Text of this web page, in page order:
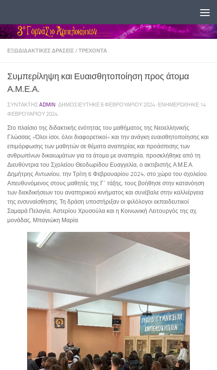
ΕΞΩΔΙΔΑΚΤΙΚΈΣ ΔΡΆΣΕΙΣ / ΤΡΕΧΟΝΤΑ
Συμπερίληψη και Ευαισθητοποίηση προς άτομα
Α.Μ.Ε.Α.
ΣΥΝΤΆΚΤΗΣADMIN · ΔΗΜΟΣΙΕΎΤΗΚΕ6 ΦΕΒΡΟΥΑΡΊΟΥ 2024 · ΕΝΗΜΕΡΏΘΗΚΕ 14
ΦΕΒΡΟΥΑΡΊΟΥ 2024
Στο πλαίσιο της διδακτικής ενότητας του μαθήματος της Νεοελληνικής
Γλώσσας «Όλοι ίσοι, όλοι διαφορετικοί» και την ανάγκη ευαισθητοποίησης και
επιμόρφωσης των μαθητών σε θέματα αναπηρίας και προάσπισης των
ανθρωπίνων δικαιωμάτων για τα άτομα με αναπηρία, προσκλήθηκε από τη
Διευθύντρια του Σχολείου Θεοδωρίδου Ευαγγελία, ο ακτιβιστής Α.Μ.Ε.Α.
Δημήτρης Αντωνίου, την Τρίτη 6 Φεβρουαρίου 2024, στο χώρο του σχολείου.
Απευθυνόμενος στους μαθητές της Γ΄ τάξης, τους βοήθησε στην κατανόηση
των διεκδικήσεων του αναπηρικού κινήματος και συνέβαλε στην καλλιέργεια
της ενσυναίσθησης. Τη δράση υποστήριξαν οι φιλόλογοι εκπαιδευτικοί
Σαμαρά Πελαγία, Αστερίου Χρυσούλα και η Κοινωνική Λειτουργός της σχ.
μονάδας, Μπαγιώκη Μαρία.